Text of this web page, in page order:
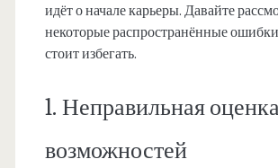
идёт о начале карьеры. Давайте
некоторые распространённые
стоит избегать.
1. Неправильная
возможностей